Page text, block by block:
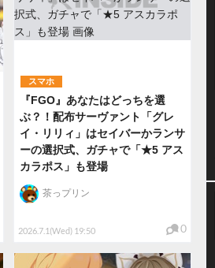
スマホ
『FGO』あなたはどっちを選
ぶ？！配布サーヴァント「グレ
イ・リリィ」はセイバーかランサ
ーの選択式、ガチャで「★5 アス
カラポス」も登場
2026.7.1(Wed) 19:50
茶っプリン
0